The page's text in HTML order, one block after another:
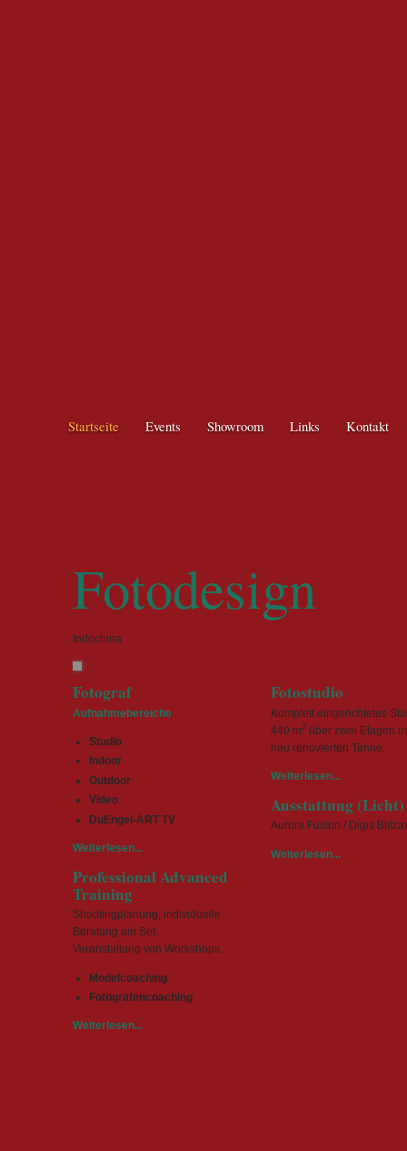
Navigation
überspringen
Startseite Events Showroom Links Kontakt
Fotodesign
Indochina
Fotograf
Aufnahmebereiche
Studio
Indoor
Outdoor
Video
DuEngel-ART TV
Weiterlesen...
Professional Advanced
Training
Shootingplanung, individuelle
Beratung am Set.
Veranstaltung von Workshops.
Modelcoaching
Fotografencoaching
Weiterlesen...
Fotostudio
Komplett eingerichtetes
440 m2über zwei Etagen
neu renovierten Tenne.
Weiterlesen...
Ausstattung (Licht)
Aurora Fusion / Digis
Weiterlesen...